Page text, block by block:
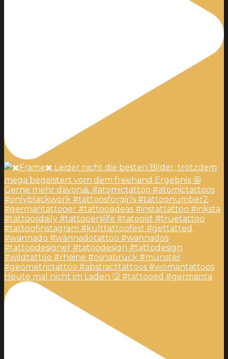
Heute mal nicht im Laden 🤧 #tattooed #germanta